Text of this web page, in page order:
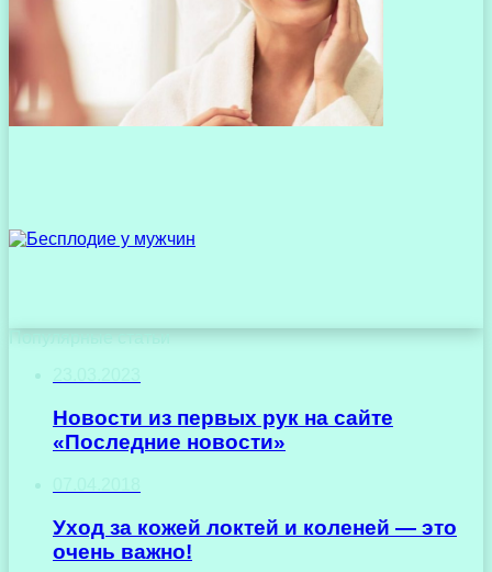
Новости из первых рук на сайте
«Последние новости»
Уход за кожей локтей и коленей — это
очень важно!